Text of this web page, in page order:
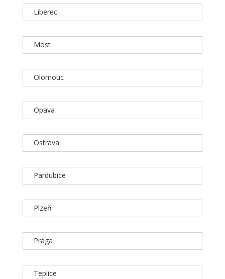
Liberec
Most
Olomouc
Opava
Ostrava
Pardubice
Plzeň
Prága
Teplice